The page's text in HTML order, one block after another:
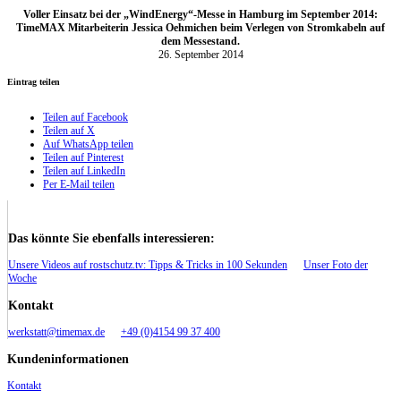
Voller Einsatz bei der „WindEnergy“-Messe in Hamburg im September 2014:
TimeMAX Mitarbeiterin Jessica Oehmichen beim Verlegen von Stromkabeln auf
dem Messestand.
26. September 2014
Eintrag teilen
Teilen auf Facebook
Teilen auf X
Auf WhatsApp teilen
Teilen auf Pinterest
Teilen auf LinkedIn
Per E-Mail teilen
Das könnte Sie ebenfalls interessieren:
Unsere Videos auf rostschutz.tv: Tipps & Tricks in 100 Sekunden
Unser Foto der
Woche
Kontakt
werkstatt@timemax.de +49 (0)4154 99 37 400
Kundeninformationen
Kontakt